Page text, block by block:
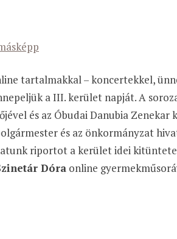
tartalmakkal – koncertekkel,
a III. kerület napját. A
és az Óbudai Danubia
és az önkormányzat
riportot a kerület idei
Dóra online